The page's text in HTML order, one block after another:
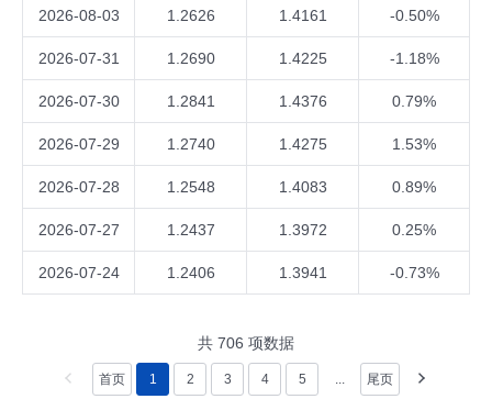
2026-08-03 1.2626 1.4161 -0.50%
2026-07-31 1.2690 1.4225 -1.18%
2026-07-30 1.2841 1.4376 0.79%
2026-07-29 1.2740 1.4275 1.53%
2026-07-28 1.2548 1.4083 0.89%
2026-07-27 1.2437 1.3972 0.25%
2026-07-24 1.2406 1.3941 -0.73%
共 706 项数据
首页 1 2 3 4 5 ... 尾页